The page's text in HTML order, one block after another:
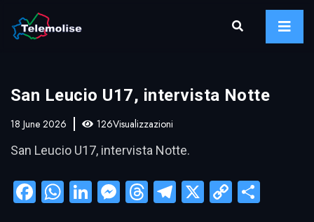
San Leucio U17, intervista Notte
18 June 2026 126Visualizzazioni
San Leucio U17, intervista Notte.
Facebook
WhatsApp
LinkedIn
Messenger
Threads
Telegram
X
Copy